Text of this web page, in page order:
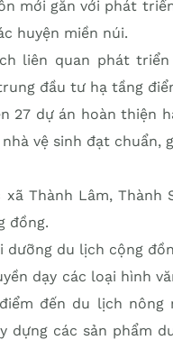
mới gắn với phát
huyện miền núi.
liên quan phát
đầu tư hạ tầng
27 dự án hoàn thiện
vệ sinh đạt chuẩn,
Thành Lâm, Thành
đồng.
du lịch cộng
dạy các loại hình
đến du lịch nông
dựng các sản phẩm